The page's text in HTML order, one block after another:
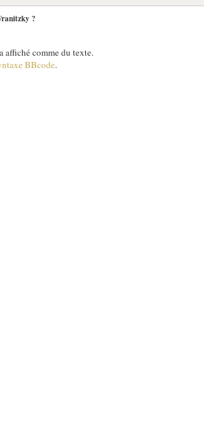
?
affiché comme du texte.
BBcode.